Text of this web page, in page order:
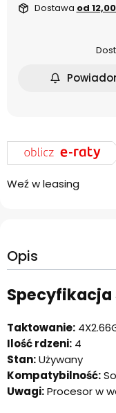
Dostawa od
Weź w leasing
Opis
Specyfikacja
Taktowanie:
Ilość rdzeni: 4
Stan:Używany
Kompatybilność:
Uwagi:Procesor w